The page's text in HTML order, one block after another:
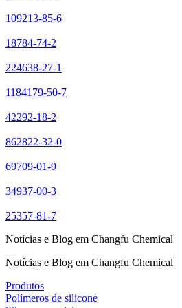
109213-85-6
18784-74-2
224638-27-1
1184179-50-7
42292-18-2
862822-32-0
69709-01-9
34937-00-3
25357-81-7
Notícias e Blog em Changfu Chemical
Notícias e Blog em Changfu Chemical
Produtos
Polímeros de silicone